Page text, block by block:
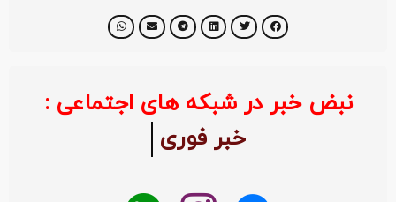
نبض خبر در شبکه های اجتماعی :
خبر فوری